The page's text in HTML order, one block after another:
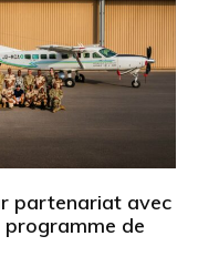
partenariat avec
de